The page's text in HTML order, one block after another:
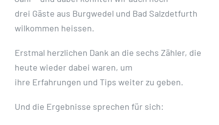
drei Gäste aus Burgwedel und Bad Salzdetfurth
wilkommen heissen.
Erstmal herzlichen Dank an die sechs Zähler, die
heute wieder dabei waren, um
ihre Erfahrungen und Tips weiter zu geben.
Und die Ergebnisse sprechen für sich: